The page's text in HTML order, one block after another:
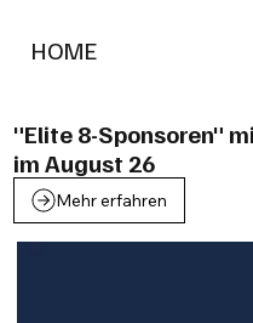
HOME
"Elite 8-Sponsoren"
im August 26
Mehr erfahren